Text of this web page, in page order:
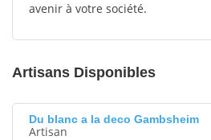
avenir à votre société.
Artisans Disponibles
Du blanc a la deco Gambsheim
Artisan